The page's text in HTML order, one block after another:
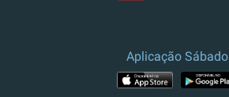
Aplicação Sábado